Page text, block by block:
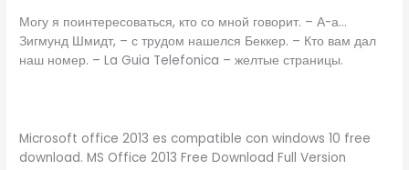
Могу я поинтересоваться, кто со мной говорит. – А-а…
Зигмунд Шмидт, – с трудом нашелся Беккер. – Кто вам дал
наш номер. – La Guia Telefonica – желтые страницы.
Microsoft office 2013 es compatible con windows 10 free
download. MS Office 2013 Free Download Full Version